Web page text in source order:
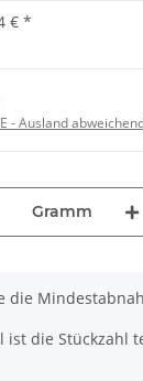
€ *
- Ausland
Gramm
die
ist die Stückzahl